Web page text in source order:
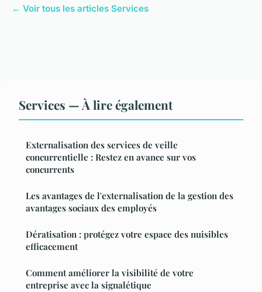
← Voir tous les articles Services
Services — À lire également
Externalisation des services de veille
concurrentielle : Restez en avance sur vos
concurrents
Les avantages de l'externalisation de la gestion des
avantages sociaux des employés
Dératisation : protégez votre espace des nuisibles
efficacement
Comment améliorer la visibilité de votre
entreprise avec la signalétique